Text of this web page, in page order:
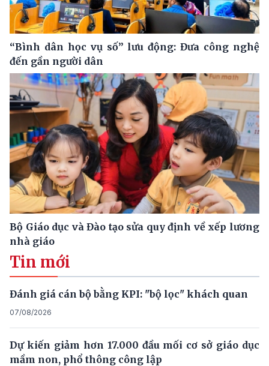
“Bình dân học vụ số” lưu động: Đưa công nghệ
đến gần người dân
Bộ Giáo dục và Đào tạo sửa quy định về xếp lương
nhà giáo
Tin mới
Đánh giá cán bộ bằng KPI: "bộ lọc" khách quan
07/08/2026
Dự kiến giảm hơn 17.000 đầu mối cơ sở giáo dục
mầm non, phổ thông công lập